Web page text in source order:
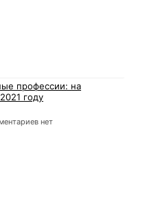
профессии: на
году
нет